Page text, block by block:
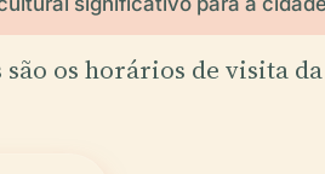
são os horários de visita